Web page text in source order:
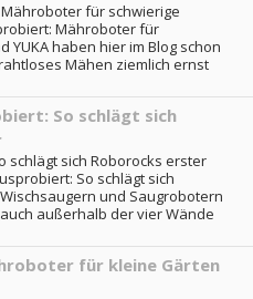
für schwierige
Mähroboter für
YUKA haben hier im Blog schon
Mähen ziemlich ernst
So schlägt sich
schlägt sich Roborocks erster
So schlägt sich
und Saugrobotern
außerhalb der vier Wände
für kleine Gärten